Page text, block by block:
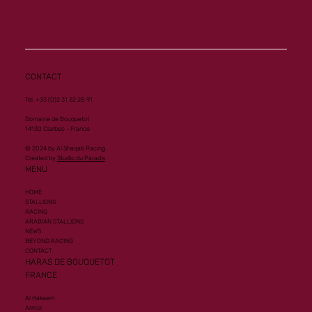
CONTACT
Tel. +33 (0)2 31 32 28 91
Domaine de Bouquetot
14130 Clarbec - France
© 2024 by Al Shaqab Racing.
Created by Studio du Paradis
MENU
HOME
STALLIONS
RACING
ARABIAN STALLIONS
NEWS
BEYOND RACING
CONTACT
HARAS DE BOUQUETOT
FRANCE
Al Hakeem
Armor